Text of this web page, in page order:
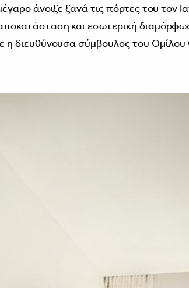
άνοιξε ξανά τις πόρτες του τον
και εσωτερική
η διευθύνουσα σύμβουλος του